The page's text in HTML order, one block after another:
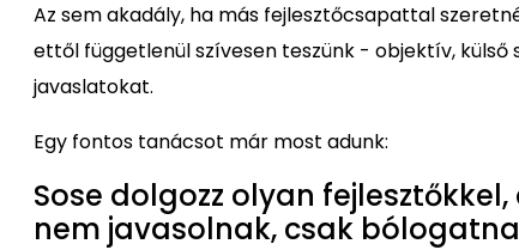
Az sem akadály, ha más fejlesztőcsapattal
ettől függetlenül szívesen teszünk - objektív, külső
javaslatokat.
Egy fontos tanácsot már most adunk:
Sose dolgozz olyan fejlesztőkkel,
nem javasolnak, csak